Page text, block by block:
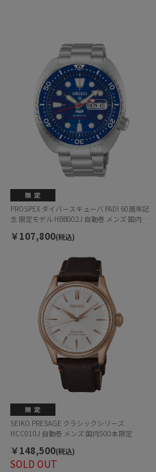
PROSPEX ダイバースキューバ PADI 60周年記
念 限定モデル HBB002J 自動巻 メンズ 国内
￥107,800(税込)
SOLD OUT
SEIKO PRESAGE クラシックシリーズ
HCC010J 自動巻 メンズ 国内500本限定
￥148,500(税込)